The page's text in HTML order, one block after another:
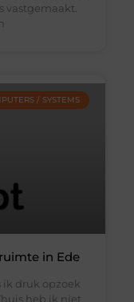
vastgemaakt.
/ SYSTEMS
in Ede
ik druk opzoek
heb ik niet